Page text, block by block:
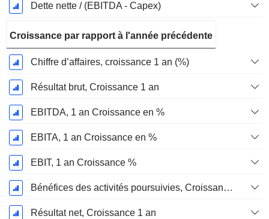
Dette nette / (EBITDA - Capex)
Croissance par rapport à l'année précédente
Chiffre d’affaires, croissance 1 an (%)
Résultat brut, Croissance 1 an
EBITDA, 1 an Croissance en %
EBITA, 1 an Croissance en %
EBIT, 1 an Croissance %
Bénéfices des activités poursuivies, Croissance 1 an
Résultat net, Croissance 1 an